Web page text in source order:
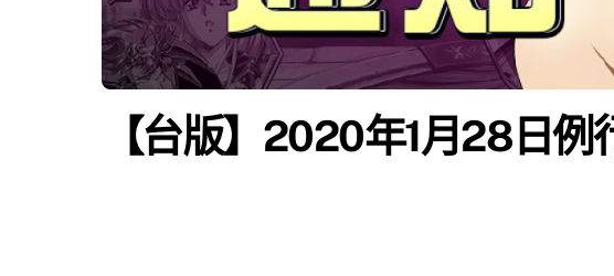
【台版】2020年1月28日例